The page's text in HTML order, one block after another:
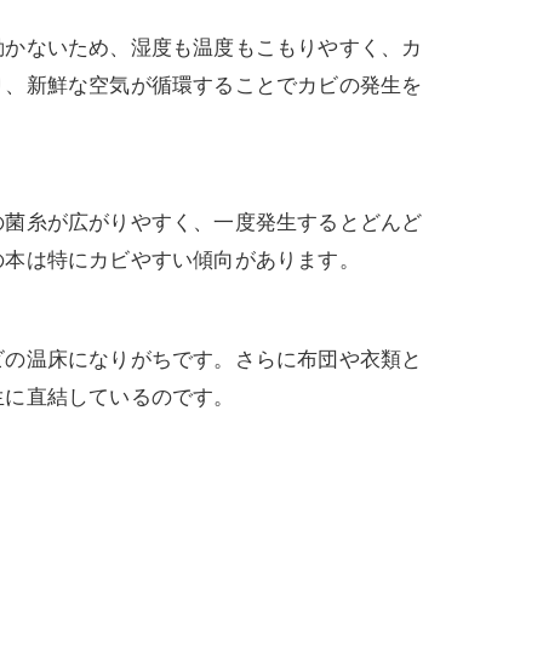
ないため、湿度も温度もこもりやすく、カ
新鮮な空気が循環することでカビの発生を
糸が広がりやすく、一度発生するとどんど
は特にカビやすい傾向があります。
温床になりがちです。さらに布団や衣類と
直結しているのです。